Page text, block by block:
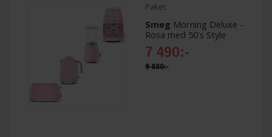
Paket
Smeg Morning Deluxe -
Rosa med 50's Style
7 490:-
9 880:-